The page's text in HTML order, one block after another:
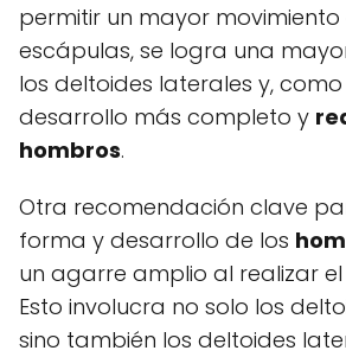
permitir un mayor movimiento
escápulas, se logra una
los deltoides laterales y,
desarrollo más completo y
hombros.
Otra recomendación clave
forma y desarrollo de los
un agarre amplio al realizar el
Esto involucra no solo los
sino también los deltoides